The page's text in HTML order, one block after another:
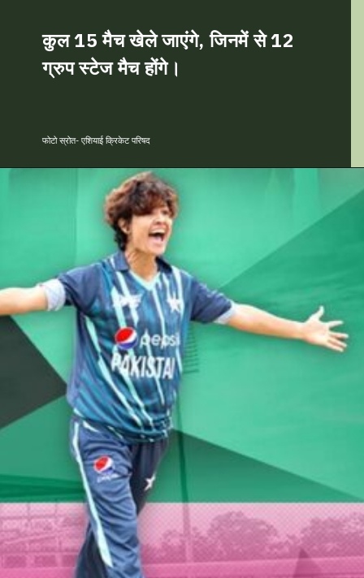
फोटो स्रोत- एशियाई क्रिकेट परिषद
कुल 15 मैच खेले जाएंगे, जिनमें से 12
ग्रुप स्टेज मैच होंगे।